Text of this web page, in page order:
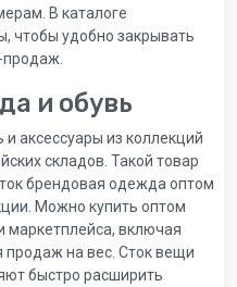
В каталоге
чтобы удобно закрывать
и обувь
аксессуары из коллекций
складов. Такой товар
брендовая одежда оптом
Можно купить оптом
маркетплейса, включая
продаж на вес. Сток вещи
быстро расширить